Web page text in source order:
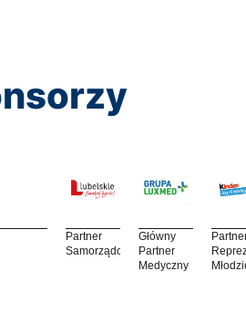
Partner
Samorządowy
Główny
Partner
Medyczny